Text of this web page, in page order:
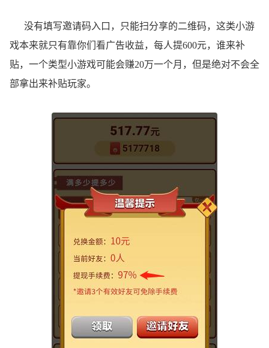
没有填写邀请码入口，只能扫分享的二维码，这类小游
戏本来就只有靠你们看广告收益，每人提600元，谁来补
贴，一个类型小游戏可能会赚20万一个月，但是绝对不会全
部拿出来补贴玩家。